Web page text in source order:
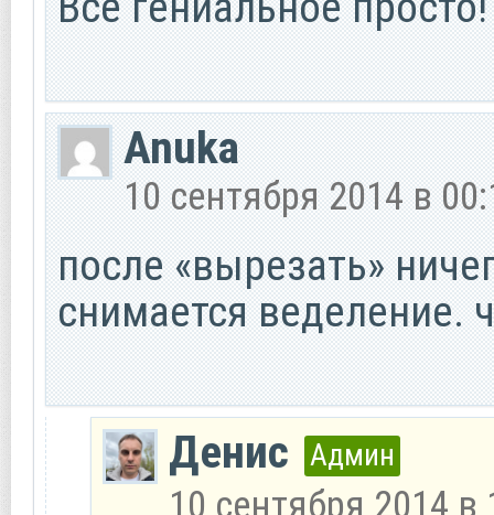
Anuka
10 сентября 2014 в
после «вырезать»
снимается веделение.
Денис Админ
10 сентября 2014 в